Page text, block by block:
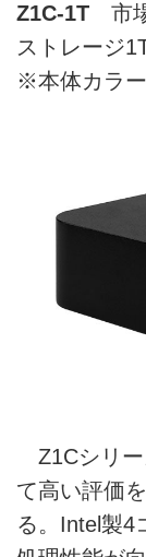
Z1C-1T 市
ストレージ
※本体カラ
Z1Cシリー
て高い評価
る。Intel製4